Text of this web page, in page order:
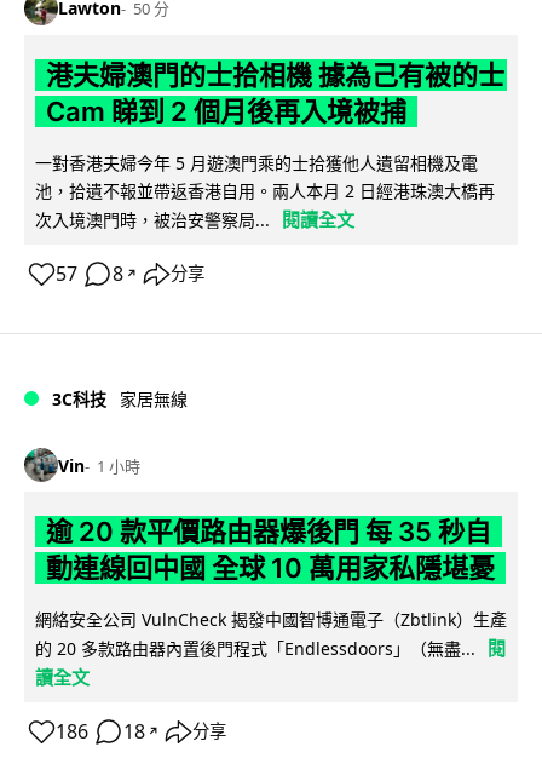
Lawton 50 分
港夫婦澳門的士拾相機 據為己有被的士
Cam 睇到 2 個月後再入境被捕
一對香港夫婦今年 5 月遊澳門乘的士拾獲他人遺留相機及電
池，拾遺不報並帶返香港自用。兩人本月 2 日經港珠澳大橋再
次入境澳門時，被治安警察局...
閱讀全文
57 8 ↗ 分享
3C科技 家居無線
Vin 1 小時
逾 20 款平價路由器爆後門 每 35 秒自
動連線回中國 全球 10 萬用家私隱堪憂
網絡安全公司 VulnCheck 揭發中國智博通電子（Zbtlink）生產
的 20 多款路由器內置後門程式「Endlessdoors」（無盡...
閱
讀全文
186 18 ↗ 分享